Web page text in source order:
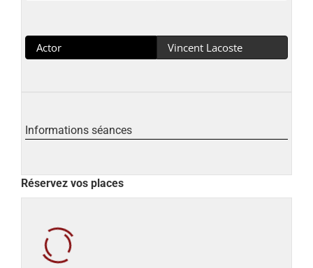
Actor Vincent Lacoste
Informations séances
Réservez vos places